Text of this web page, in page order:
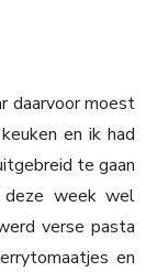
daarvoor moest
en ik had
te gaan
deze week wel
verse pasta
en